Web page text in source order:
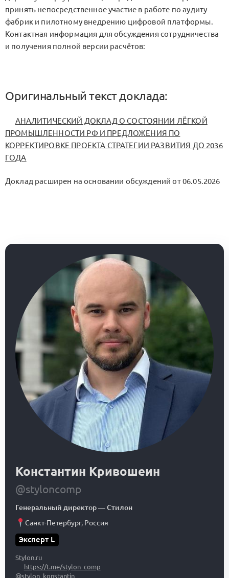
принять непосредственное участие в работе по аудиту
фабрик и пилотному внедрению цифровой платформы.
Контактная информация для обсуждения сотрудничества
и получения полной версии расчётов:
Оригинальный текст доклада:
АНАЛИТИЧЕСКИЙ ДОКЛАД О СОСТОЯНИИ ЛЁГКОЙ
ПРОМЫШЛЕННОСТИ РФ И ПРЕДЛОЖЕНИЯ ПО
КОРРЕКТИРОВКЕ ПРОЕКТА СТРАТЕГИИ РАЗВИТИЯ ДО 2036
ГОДА
Доклад расширен на основании обсуждений от 06.05.2026
Константин Кривошеин
@styloncomp
Генеральный директор—Стилон
Санкт-Петербург, Россия
Эксперт L
Stylon.ru
https://t.me/stylon_comp
@stylon_konstantin